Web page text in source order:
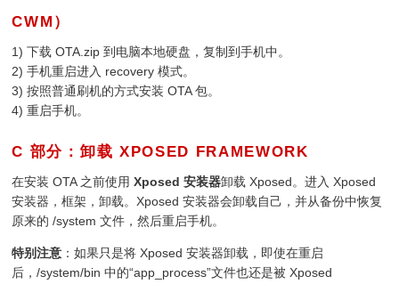
CWM）
1) 下载 OTA.zip 到电脑本地硬盘，复制到手机中。
2) 手机重启进入 recovery 模式。
3) 按照普通刷机的方式安装 OTA 包。
4) 重启手机。
C 部分：卸载 XPOSED FRAMEWORK
在安装 OTA 之前使用Xposed 安装器卸载 Xposed。进入 Xposed
安装器，框架，卸载。Xposed 安装器会卸载自己，并从备份中恢复
原来的 /system 文件，然后重启手机。
特别注意 ：如果只是将 Xposed 安装器卸载，即使在重启
后，/system/bin 中的“app_process”文件也还是被 Xposed